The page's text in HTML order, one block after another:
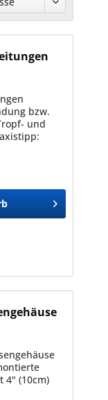
bzw.
und
zur...
4" (10cm)